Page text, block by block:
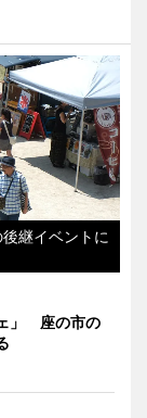
継イベントに
」 座の市の